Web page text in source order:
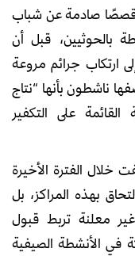
قصصًا صادمة عن شباب
بالحوثيين، قبل أن
ارتكاب جرائم مروعة
ناشطون بأنها “نتاج
على التكفير
خلال الفترة الأخيرة
بهذه المراكز، بل
معلنة تربط قبول
في الأنشطة الصيفية